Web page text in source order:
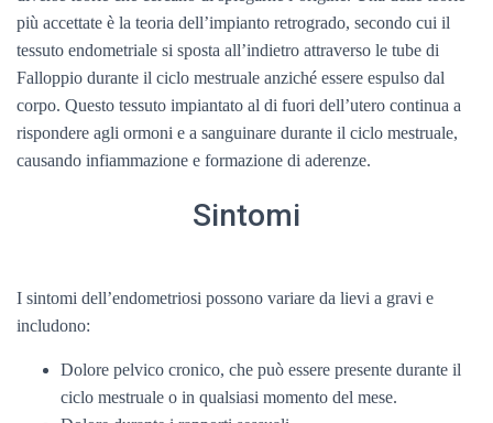
più accettate è la teoria dell’impianto retrogrado, secondo cui il
tessuto endometriale si sposta all’indietro attraverso le tube di
Falloppio durante il ciclo mestruale anziché essere espulso dal
corpo. Questo tessuto impiantato al di fuori dell’utero continua a
rispondere agli ormoni e a sanguinare durante il ciclo mestruale,
causando infiammazione e formazione di aderenze.
Sintomi
I sintomi dell’endometriosi possono variare da lievi a gravi e
includono:
Dolore pelvico cronico, che può essere presente durante il
ciclo mestruale o in qualsiasi momento del mese.